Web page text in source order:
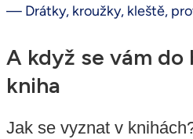
— Drátky, kroužky, kleště,
A když se vám do
kniha
Jak se vyznat v